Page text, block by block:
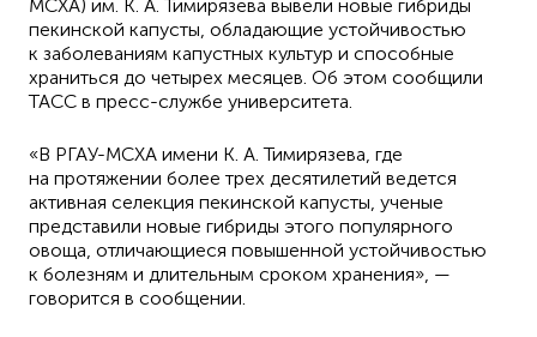
МСХА) им. К. А. Тимирязева вывели новые гибриды
пекинской капусты, обладающие устойчивостью
к заболеваниям капустных культур и способные
храниться до четырех месяцев. Об этом сообщили
ТАСС в пресс-службе университета.
«В РГАУ-МСХА имени К. А. Тимирязева, где
на протяжении более трех десятилетий ведется
активная селекция пекинской капусты, ученые
представили новые гибриды этого популярного
овоща, отличающиеся повышенной устойчивостью
к болезням и длительным сроком хранения», —
говорится в сообщении.